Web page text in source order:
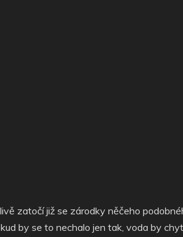
zatočí již se zárodky něčeho
by se to nechalo jen tak, voda by